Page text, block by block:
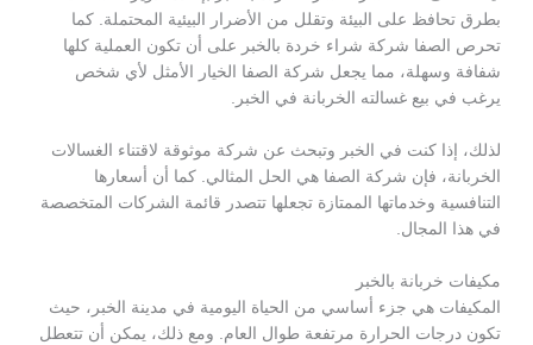
بطرق تحافظ على البيئة وتقلل من الأضرار البيئية المحتملة. كما
تحرص الصفا شركة شراء خردة بالخبر على أن تكون العملية كلها
شفافة وسهلة، مما يجعل شركة الصفا الخيار الأمثل لأي شخص
يرغب في بيع غسالته الخربانة في الخبر.
لذلك، إذا كنت في الخبر وتبحث عن شركة موثوقة لاقتناء الغسالات
الخربانة، فإن شركة الصفا هي الحل المثالي. كما أن أسعارها
التنافسية وخدماتها الممتازة تجعلها تتصدر قائمة الشركات المتخصصة
في هذا المجال.
مكيفات خربانة بالخبر
المكيفات هي جزء أساسي من الحياة اليومية في مدينة الخبر، حيث
تكون درجات الحرارة مرتفعة طوال العام. ومع ذلك، يمكن أن تتعطل